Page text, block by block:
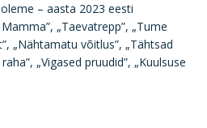
– aasta 2023 eesti
„Taevatrepp”, „Tume
„Nähtamatu võitlus”, „Tähtsad
„Vigased pruudid”, „Kuulsuse